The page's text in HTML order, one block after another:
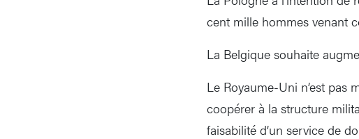
cent mille hommes venant
La Belgique souhaite
Le Royaume-Uni n’est pas
coopérer à la structure
faisabilité d’un service de